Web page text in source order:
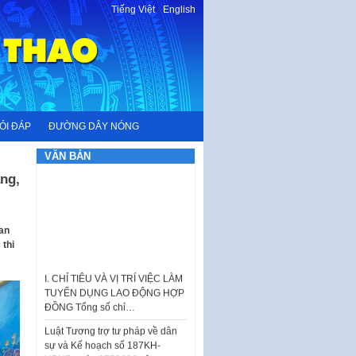
Tiếng Việt-English
ĐÁP ĐƯỜNG DÂY NÓNG
thi
VĂN BẢN
TUYỂN DỤNG LAO ĐỘNG HỢP
ĐỒNG Tổng số chỉ…
Luật Tương trợ tư pháp về dân
sự và Kế hoạch số 187KH-
UBND ngày 0752026 của